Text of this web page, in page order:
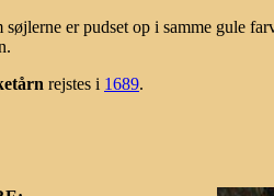
er pudset op i samme gule
rejstes i 1689.